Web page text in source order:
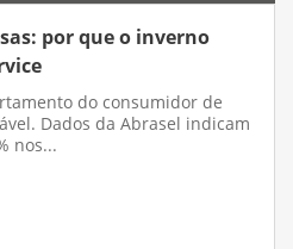
por que o inverno
do consumidor de
Dados da Abrasel indicam
nos...